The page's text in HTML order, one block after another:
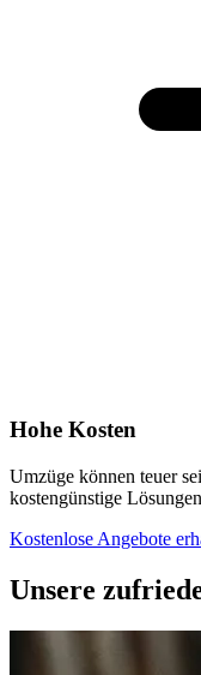
Hohe Kosten
Umzüge können teuer
kostengünstige
Kostenlose Angebote
Unsere